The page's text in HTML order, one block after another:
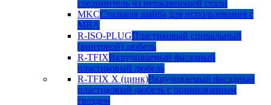
соединитель из нержавеющей стали
MKCСтальная шайба для использования с
MBA
R-ISO-PLUGПластиковый спиральный
(винтовой) дюбель
R-TFIXВкручиваемый фасадный
пластиковый дюбель
R-TFIX X (цинк)Вкручиваемый фасадный
пластиковый дюбель с оцинкованным
гвоздем